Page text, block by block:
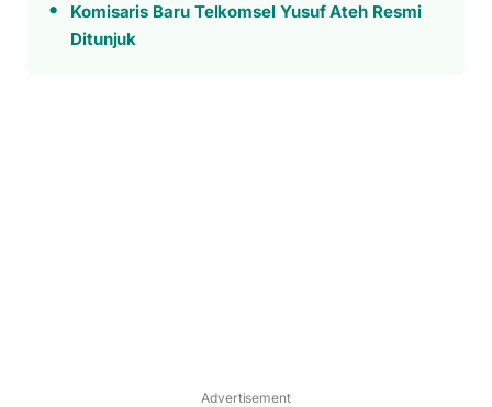
Komisaris Baru Telkomsel Yusuf Ateh Resmi
Ditunjuk
Advertisement